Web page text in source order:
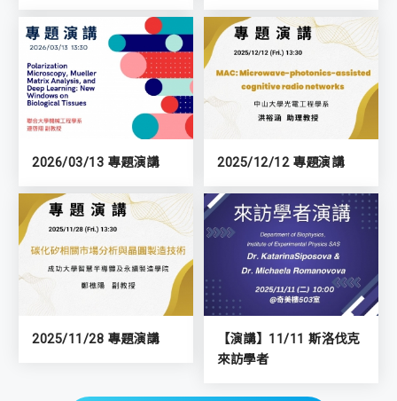
2026/03/13 專題演講 2025/12/12 專題演講
2025/11/28 專題演講
【演講】11/11 斯洛伐克
來訪學者